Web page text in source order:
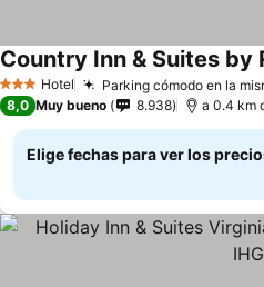
3 Estrellas
Hotel Parking cómodo en la
8,0 Muy bueno 8.938 a 0.4 km
Elige fechas para ver los